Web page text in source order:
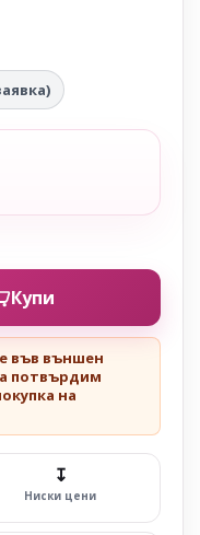
Купи
във външен
потвърдим
на
↧
Ниски цени